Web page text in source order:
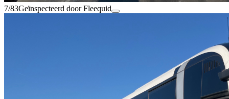
7/83Geïnspecteerd door Fleequid